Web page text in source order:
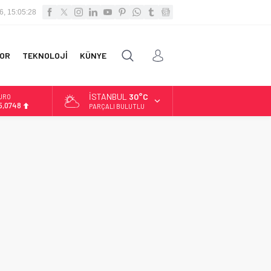
15:05:28
TEKNOLOJİ KÜNYE
İSTANBUL 30°C
PARÇALI BULUTLU